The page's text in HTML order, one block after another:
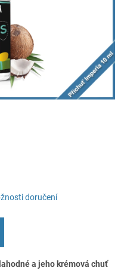
doručení
a jeho krémová chuť